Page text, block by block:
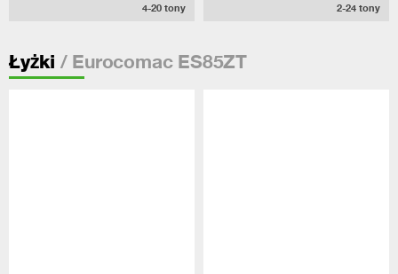
4-20 tony 2-24 tony
Łyżki / Eurocomac ES85ZT